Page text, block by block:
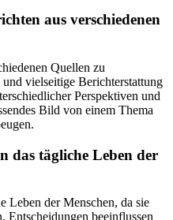
aus verschiedenen
Quellen zu
vielseitige Berichterstattung
Perspektiven und
Bild von einem Thema
das tägliche Leben der
Leben der Menschen, da sie
Entscheidungen beeinflussen